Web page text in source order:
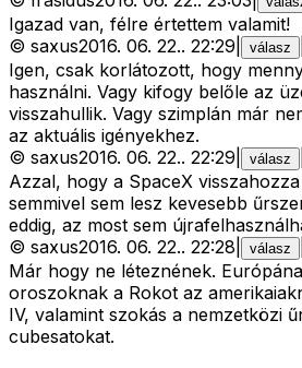
Igazad van, félre értettem valamit!
© saxus2016. 06. 22.. 22:29 válasz
Igen, csak korlátozott, hogy
használni. Vagy kifogy belőle az
visszahullik. Vagy szimplán már
az aktuális igényekhez.
© saxus2016. 06. 22.. 22:29 válasz
Azzal, hogy a SpaceX
semmivel sem lesz kevesebb
eddig, az most sem
© saxus2016. 06. 22.. 22:28 válasz
Már hogy ne léteznének.
oroszoknak a Rokot az
IV, valamint szokás a nemzetközi
cubesatokat.